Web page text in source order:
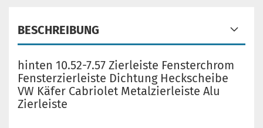
BESCHREIBUNG
hinten 10.52-7.57 Zierleiste Fensterchrom
Fensterzierleiste Dichtung Heckscheibe
VW Käfer Cabriolet Metalzierleiste Alu
Zierleiste